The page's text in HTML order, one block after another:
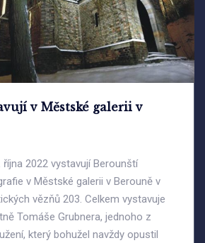
v Městské galerii v
října 2022 vystavují Berounští
v Městské galerii v Berouně v
vězňů 203. Celkem vystavuje
Tomáše Grubnera, jednoho z
který bohužel navždy opustil